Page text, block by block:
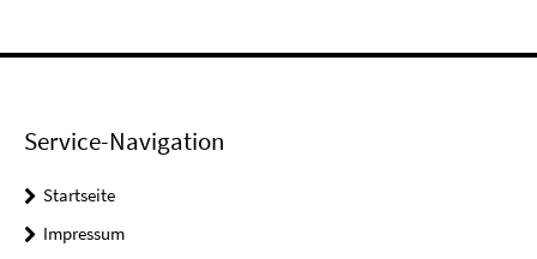
Service-Navigation
Startseite
Impressum